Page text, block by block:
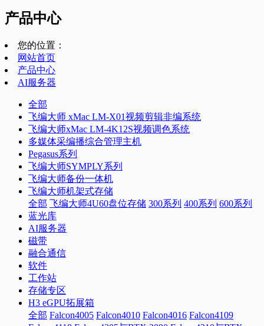
产品中心
您的位置：
网站首页
产品中心
AI服务器
全部
飞编大师 xMac LM-X01视频剪辑非编系统
飞编大师xMac LM-4K12S视频调色系统
多媒体采编播综合管理主机
Pegasus系列
飞编大师SYMPLY系列
飞编大师备份一体机
飞编大师机架式存储
全部 飞编大师4U60盘位存储 300系列 400系列 600系列
蓝光库
AI服务器
磁带
融合通信
软件
工作站
存储专区
H3 eGPU拓展箱
全部 Falcon4005 Falcon4010 Falcon4016 Falcon4109